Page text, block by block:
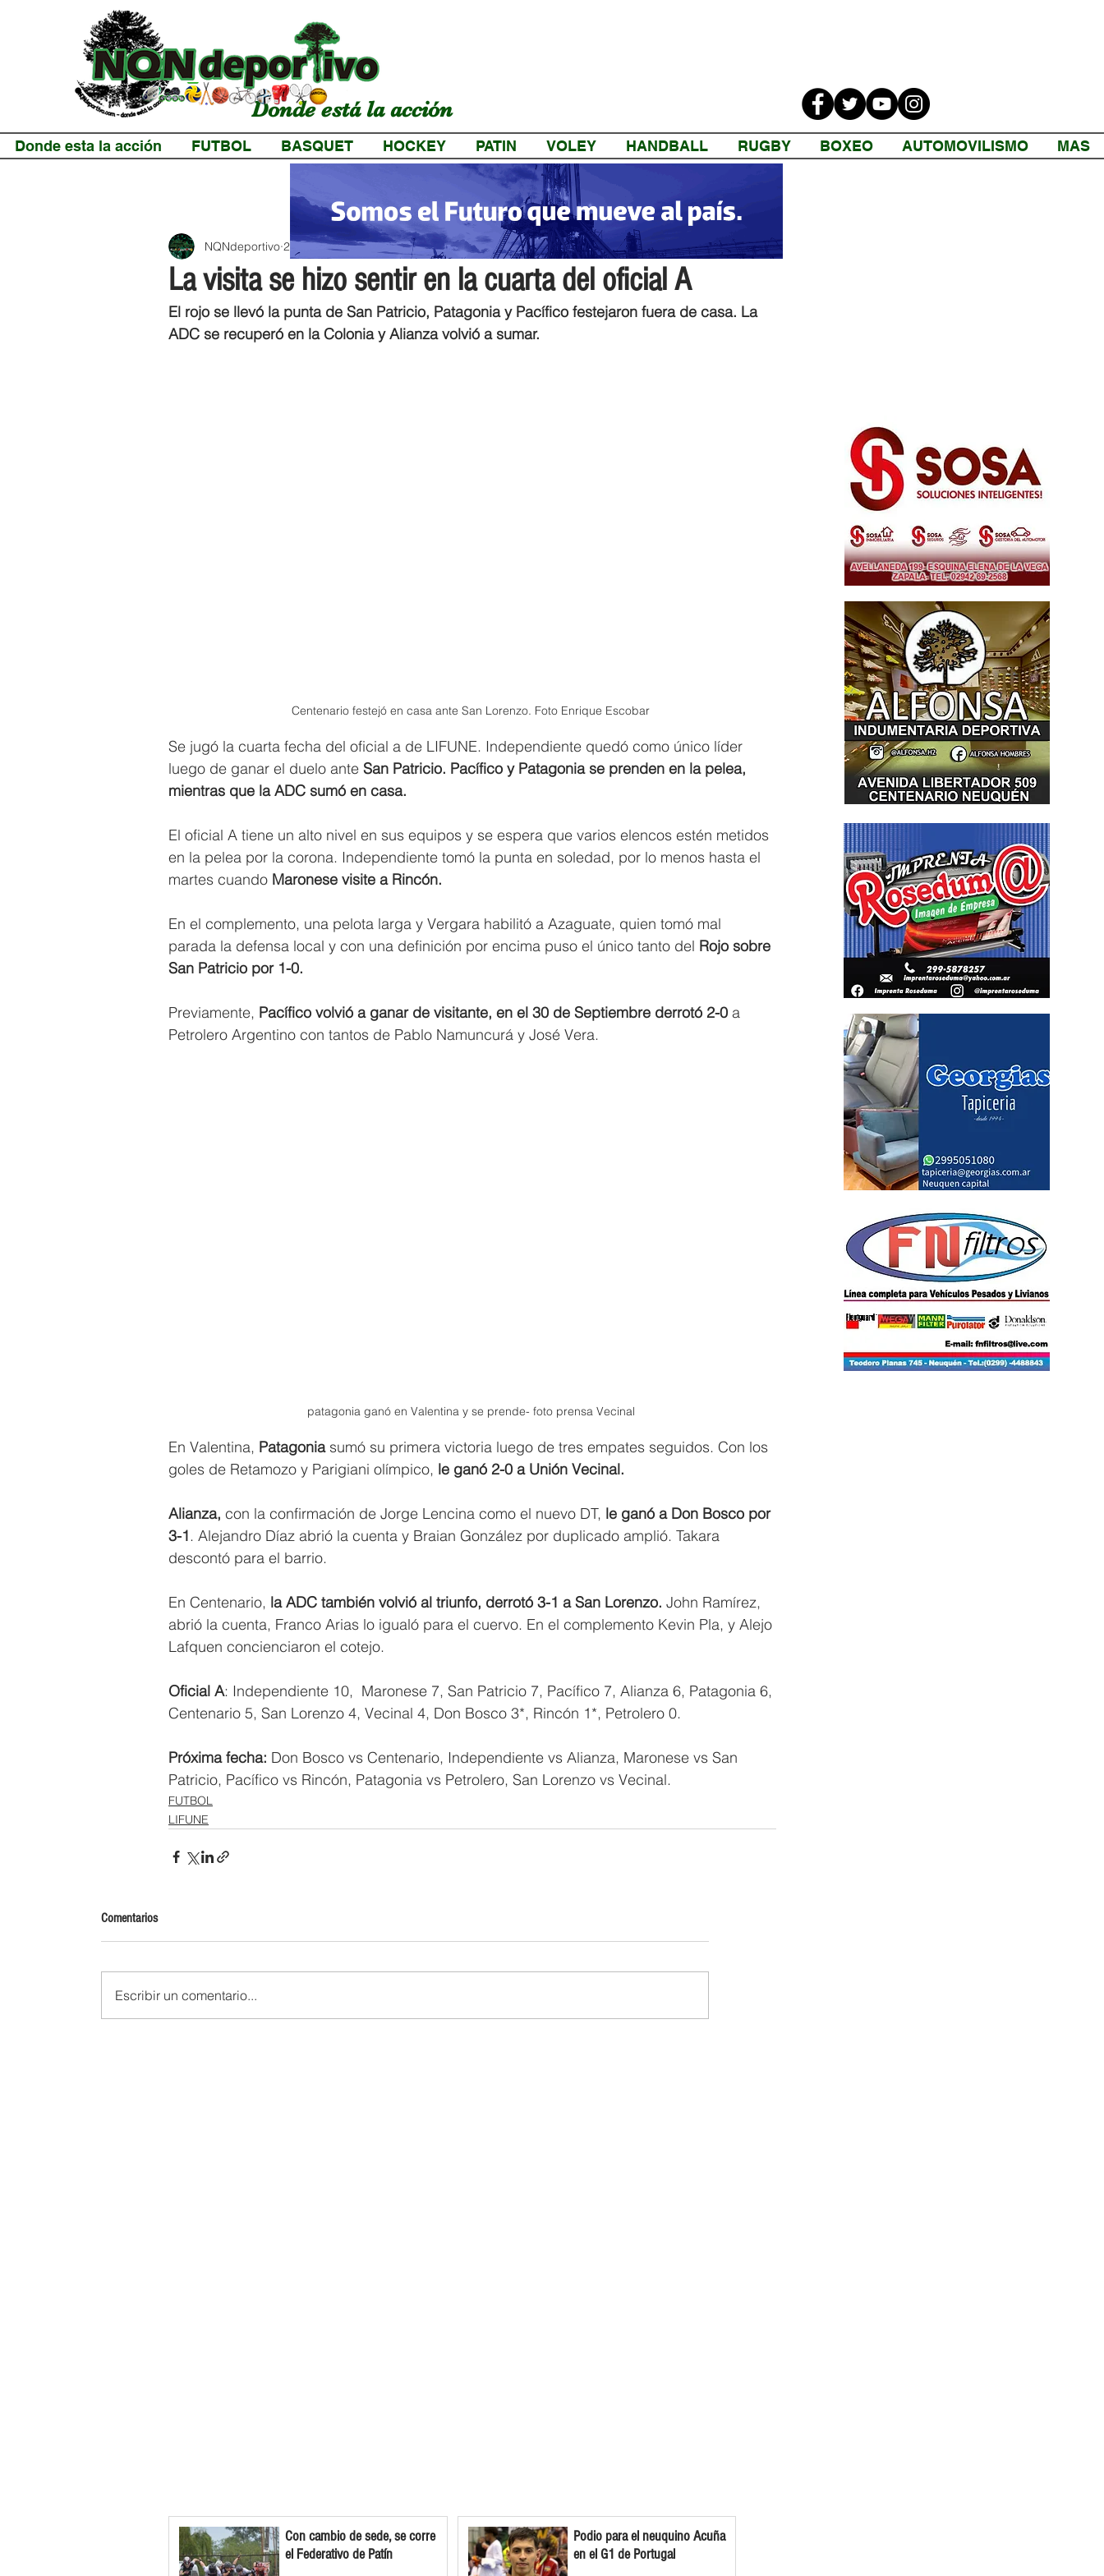
Donde está la acción
Donde esta la acción FUTBOL BASQUET HOCKEY PATIN VOLEY HANDBALL RUGBY BOXEO AUTOMOVILISMO MAS
La visita se hizo sentir en la cuarta del oficial A
NQNdeportivo 2 min de lectura
El rojo se llevó la punta de San Patricio, Patagonia y Pacífico festejaron fuera de casa. La
ADC se recuperó en la Colonia y Alianza volvió a sumar.
Centenario festejó en casa ante San Lorenzo. Foto Enrique Escobar
Se jugó la cuarta fecha del oficial a de LIFUNE. Independiente quedó como único líder
luego de ganar el duelo ante San Patricio. Pacífico y Patagonia se prenden en la pelea,
mientras que la ADC sumó en casa.
El oficial A tiene un alto nivel en sus equipos y se espera que varios elencos estén metidos
en la pelea por la corona. Independiente tomó la punta en soledad, por lo menos hasta el
martes cuando Maronese visite a Rincón.
En el complemento, una pelota larga y Vergara habilitó a Azaguate, quien tomó mal
parada la defensa local y con una definición por encima puso el único tanto del Rojo sobre
San Patricio por 1-0.
Previamente, Pacífico volvió a ganar de visitante, en el 30 de Septiembre derrotó 2-0 a
Petrolero Argentino con tantos de Pablo Namuncurá y José Vera.
patagonia ganó en Valentina y se prende- foto prensa Vecinal
En Valentina, Patagonia sumó su primera victoria luego de tres empates seguidos. Con los
goles de Retamozo y Parigiani olímpico, le ganó 2-0 a Unión Vecinal.
Alianza, con la confirmación de Jorge Lencina como el nuevo DT, le ganó a Don Bosco por
3-1. Alejandro Díaz abrió la cuenta y Braian González por duplicado amplió. Takara
descontó para el barrio.
En Centenario, la ADC también volvió al triunfo, derrotó 3-1 a San Lorenzo. John Ramírez,
abrió la cuenta, Franco Arias lo igualó para el cuervo. En el complemento Kevin Pla, y Alejo
Lafquen concienciaron el cotejo.
Oficial A: Independiente 10,  Maronese 7, San Patricio 7, Pacífico 7, Alianza 6, Patagonia 6,
Centenario 5, San Lorenzo 4, Vecinal 4, Don Bosco 3*, Rincón 1*, Petrolero 0.
Próxima fecha: Don Bosco vs Centenario, Independiente vs Alianza, Maronese vs San
Patricio, Pacífico vs Rincón, Patagonia vs Petrolero, San Lorenzo vs Vecinal.
FUTBOL
LIFUNE
Comentarios
Escribir un comentario...
Con cambio de sede, se corre
el Federativo de Patín
Podio para el neuquino Acuña
en el G1 de Portugal